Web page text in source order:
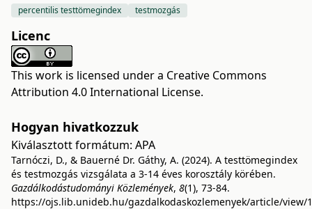
percentilis testtömegindex testmozgás
Licenc
This work is licensed under a Creative Commons
Attribution 4.0 International License.
Hogyan hivatkozzuk
Kiválasztott formátum: APA
Tarnóczi, D., & Bauerné Dr. Gáthy, A. (2024). A testtömegindex
és testmozgás vizsgálata a 3-14 éves korosztály körében.
Gazdálkodástudományi Közlemények, 8(1), 73-84.
https://ojs.lib.unideb.hu/gazdalkodaskozlemenyek/article/view/